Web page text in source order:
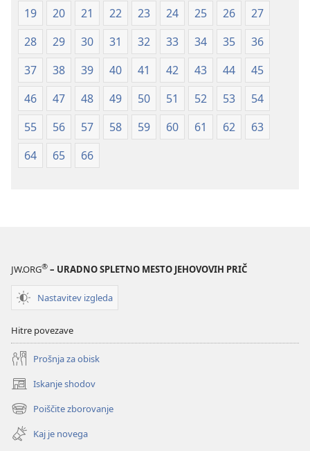
19
20 21 22 23 24 25 26
27
28
29 30 31 32 33 34 35
36
37
38 39 40 41 42 43 44
45
46
47 48 49 50 51 52 53
54
55
56 57 58 59 60 61 62
63
64
65 66
JW.ORG® – URADNO SPLETNO MESTO JEHOVOVIH PRIČ
Nastavitev izgleda
Hitre povezave
Prošnja za obisk
Iskanje shodov
(odpre
novo
okno)
Poiščite zborovanje
(odpre
novo
okno)
Kaj je novega